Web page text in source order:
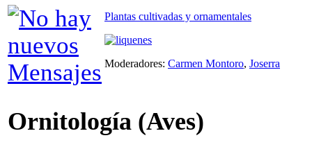
Plantas cultivadas y ornamentales
Moderadores: Carmen Montoro, Joserra
Ornitología (Aves)